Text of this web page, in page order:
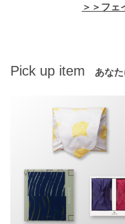
＞＞フェ
Pick up item あな